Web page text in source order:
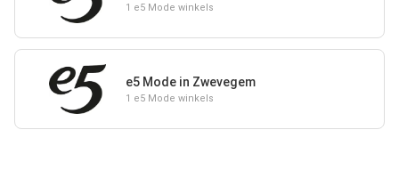
1 e5 Mode winkels
e5 Mode in Zwevegem
1 e5 Mode winkels